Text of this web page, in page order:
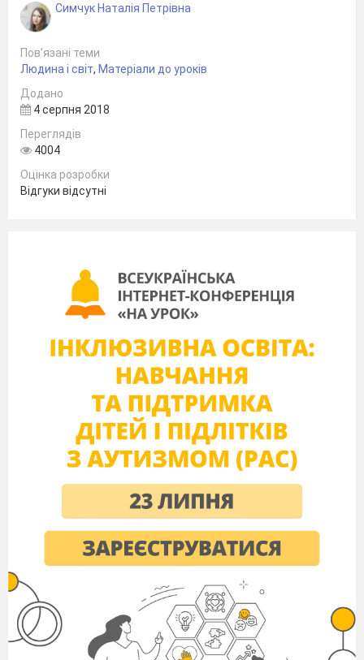
Симчук Наталія Петрівна
Пов’язані теми
Людина і світ, Матеріали до уроків
Додано
4 серпня 2018
Переглядів
4004
Оцінка розробки
Відгуки відсутні